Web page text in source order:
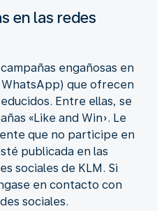
en las redes
engañosas en
que ofrecen
Entre ellas, se
«Like and Win». Le
que no participe en
publicada en las
sociales de KLM. Si
en contacto con
sociales.